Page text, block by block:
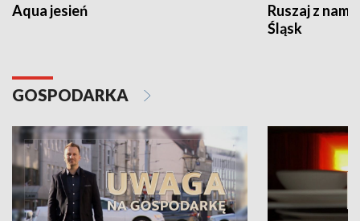
Aqua jesień
Ruszaj z
Śląsk
GOSPODARKA